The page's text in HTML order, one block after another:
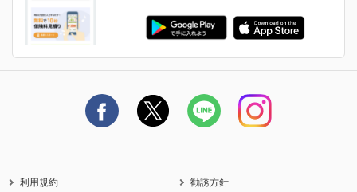
ご契約の流れと必要書類
保険料の支払い方法
生命保険料控除に関するご案内
ライフネット生命のCMページ
ライフネット生命公式note
利用規約
勧誘方針